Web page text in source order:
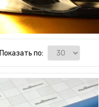
Показать по: